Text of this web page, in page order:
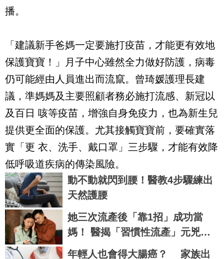
播。
「建議新手爸媽一定要施打疫苗，才能更有效地
保護寶寶！」月子中心雖然全力做好防護，病毒
仍可能經由人員進出而流竄。曾琦媛護理長建
議，準媽媽及主要照顧者務必施打流感、新冠以
及百日 咳等疫苗，增強自身免疫力，也為新生兒
提供更全面的保護。尤其接觸寶寶前，要確實落
實「更 衣、洗手、戴口罩」三步驟，才能有效降
低呼吸道疾病的傳染風險。
動不動就閃到腰！醫教4步驟練出
天然護腰
她三次流產後「靠1招」成功當
媽！ 醫揭「習慣性流產」元兇：
問題未必出在子宮
年輕人也會得大腸癌？ 家族出